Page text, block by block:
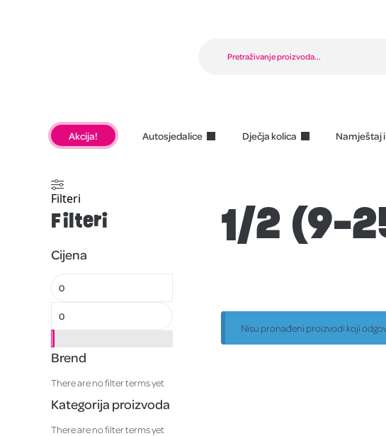
Akcija! Autosjedalice Dječja kolica Namještaj
1/2 (9-
Nisu pronađeni proizvodi koji
Filteri
Filteri
Cijena
Brend
There are no filter terms yet
Kategorija proizvoda
There are no filter terms yet